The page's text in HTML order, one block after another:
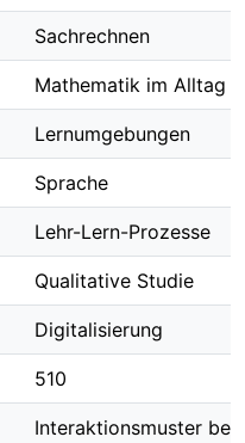
Sachrechnen
Mathematik im Alltag
Lernumgebungen
Sprache
Lehr-Lern-Prozesse
Qualitative Studie
Digitalisierung
510
Interaktionsmuster bei